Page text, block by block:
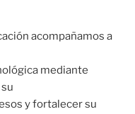
acompañamos a
mediante
y fortalecer su